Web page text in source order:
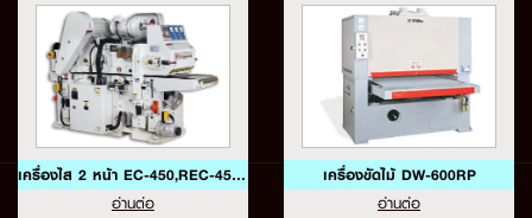
เครื่องไส 2 หน้า EC-450,REC-450A
อ่านต่อ
เครื่องขัดไม้ DW-600RP
อ่านต่อ